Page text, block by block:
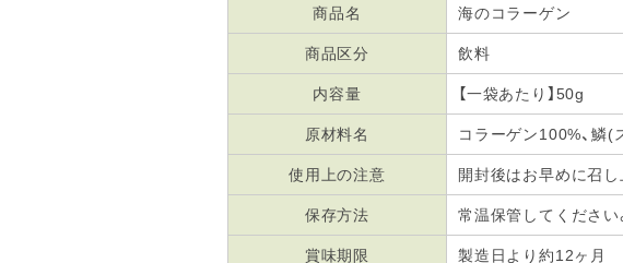
商品名 海のコラーゲン
商品区分 飲料
内容量 【一袋あたり】50g
原材料名 コラーゲン100%、鱗(
使用上の注意 開封後はお早めに召し
保存方法 常温保管してください
賞味期限 製造日より約12ヶ月